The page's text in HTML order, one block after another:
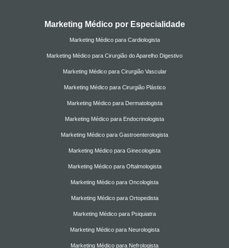
Marketing Médico por Especialidade
Marketing Médico para Cardiologista
Marketing Médico para Cirurgião do Aparelho Digestivo
Marketing Médico para Cirurgião Vascular
Marketing Médico para Cirurgião Plástico
Marketing Médico para Dermatologista
Marketing Médico para Endocrinologista
Marketing Médico para Gastroenterologista
Marketing Médico para Ginecologista
Marketing Médico para Oftalmologista
Marketing Médico para Oncologista
Marketing Médico para Ortopedista
Marketing Médico para Psiquiatra
Marketing Médico para Neurologista
Marketing Médico para Nefrologista